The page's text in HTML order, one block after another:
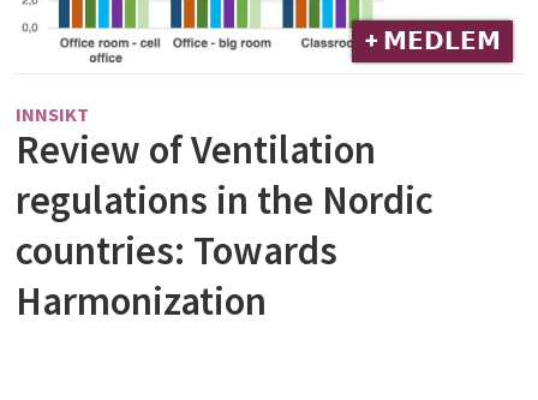
+ 𝗠𝗘𝗗𝗟𝗘𝗠
INNSIKT
Review of Ventilation
regulations in the Nordic
countries: Towards
Harmonization